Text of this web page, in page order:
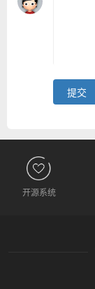
开源系统